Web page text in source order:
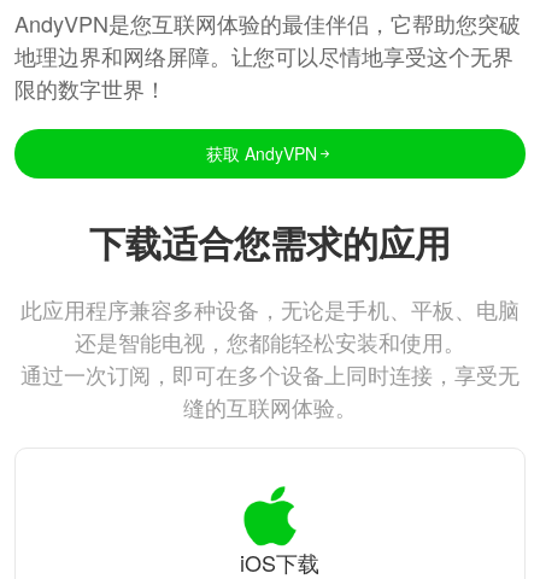
AndyVPN是您互联网体验的最佳伴侣，它帮助您突破
地理边界和网络屏障。让您可以尽情地享受这个无界
限的数字世界！
获取 AndyVPN
下载适合您需求的应用
此应用程序兼容多种设备，无论是手机、平板、电脑
还是智能电视，您都能轻松安装和使用。
通过一次订阅，即可在多个设备上同时连接，享受无
缝的互联网体验。
iOS下载